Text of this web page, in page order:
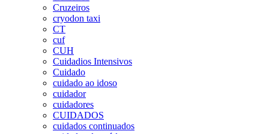
Cruzeiros
cryodon taxi
CT
cuf
CUH
Cuidadios Intensivos
Cuidado
cuidado ao idoso
cuidador
cuidadores
CUIDADOS
cuidados continuados